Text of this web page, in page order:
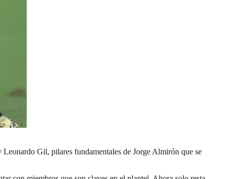
Gil, pilares fundamentales de Jorge Almirón que se